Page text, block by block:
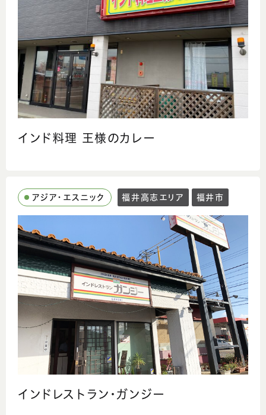
インド料理 王様のカレー
アジア・エスニック 福井高志エリア 福井市
インドレストラン・ガンジー